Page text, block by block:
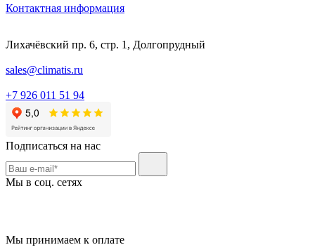
Контактная информация
Лихачёвский пр. 6, стр. 1, Долгопрудный
sales@climatis.ru
+7 926 011 51 94
Подписаться на нас
Мы в соц. сетях
Мы принимаем к оплате